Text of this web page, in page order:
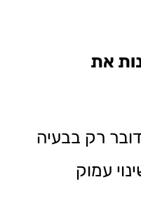
את
רק בבעיה
עמוק